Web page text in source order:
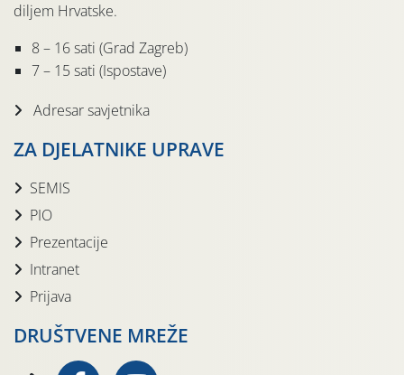
diljem Hrvatske.
8 – 16 sati (Grad Zagreb)
7 – 15 sati (Ispostave)
Adresar savjetnika
ZA DJELATNIKE UPRAVE
SEMIS
PIO
Prezentacije
Intranet
Prijava
DRUŠTVENE MREŽE